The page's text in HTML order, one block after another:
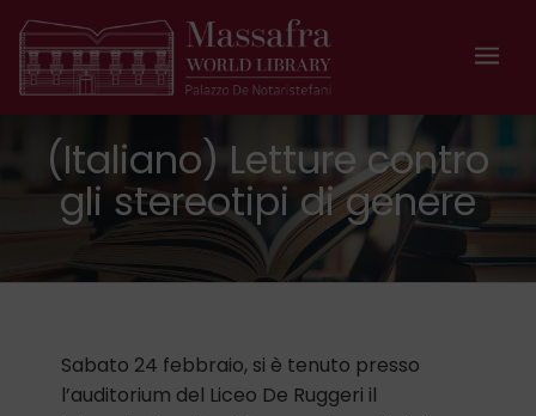
(Italiano) Letture contro
gli stereotipi di genere
Sabato 24 febbraio, si è tenuto presso
l’auditorium del Liceo De Ruggeri il